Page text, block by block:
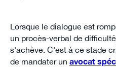
Lorsque le dialogue est
un procès-verbal de
s'achève. C'est à ce stade
de mandater un avocat